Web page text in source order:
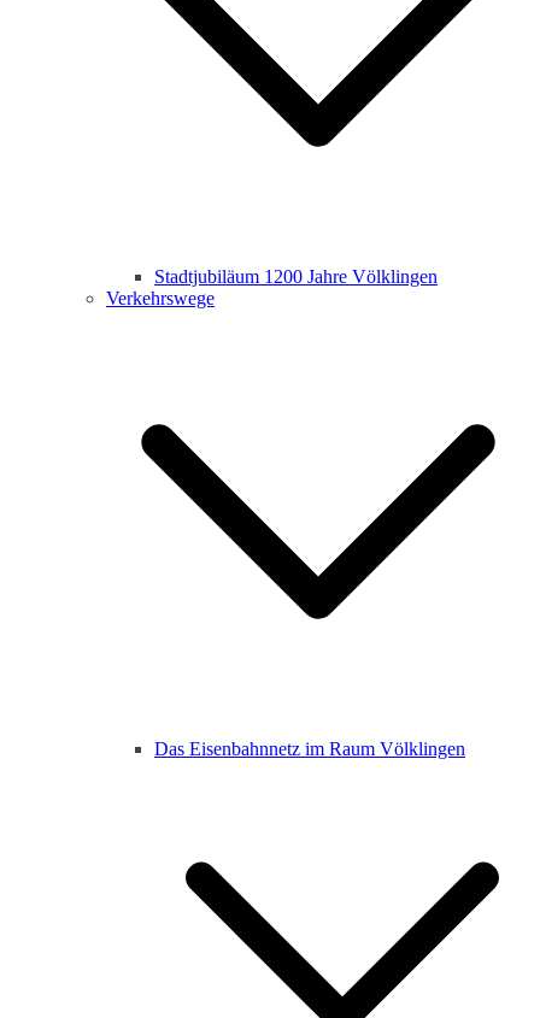
Stadtjubiläum 1200 Jahre Völklingen
Verkehrswege
Das Eisenbahnnetz im Raum Völklingen